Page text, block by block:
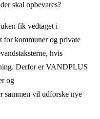
skal opbevares?
fik vedtaget i
for kommuner og private
hvis
Derfor er VANDPLUS
og
sammen vil udforske nye